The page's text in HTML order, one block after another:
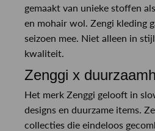
gemaakt van unieke stoffen
en mohair wol. Zengi kleding
seizoen mee. Niet alleen in
kwaliteit.
Zenggi x
Het merk Zenggi gelooft in
designs en duurzame items.
collecties die eindeloos